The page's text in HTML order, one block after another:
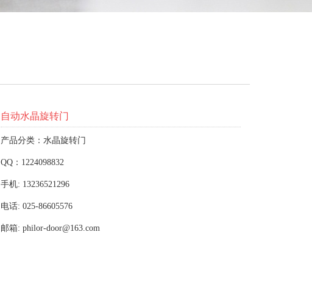
自动水晶旋转门
产品分类：水晶旋转门
QQ：1224098832
手机: 13236521296
电话: 025-86605576
邮箱: philor-door@163.com